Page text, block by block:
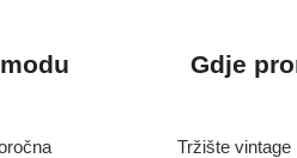
Gdje
Tržište vintage